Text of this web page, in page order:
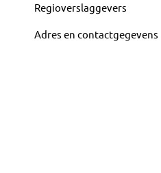
Regioverslaggevers
Adres en contactgegevens